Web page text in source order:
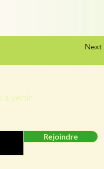
Next
à venir
Rejoindre